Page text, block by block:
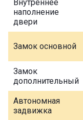
Внутреннее
наполнение
двери
Замок основной
Замок
дополнительный
Автономная
задвижка